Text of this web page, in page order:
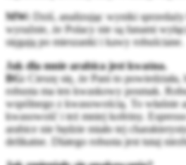
MW: Dziś, analizując wyniki
wyraźnie, że Polacy nie są fanami
sięgają po mieszanki i kawy robuściane.
Jak dla mnie arabica jest kwaśna.
BG:
Cieszę się, że Pani to
robusta ma ten kwaskowy posmak.
wspólnego z kwasowością. To właśnie
kwasowość i też mniej kofeiny.
arabice nie będzie miało tej
delikatne. Dlatego robusta jest tutaj